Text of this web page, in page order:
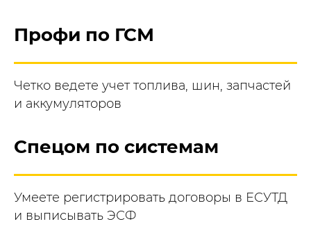
Профи по ГСМ
Четко ведете учет топлива, шин, запчастей
и аккумуляторов
Спецом по системам
Умеете регистрировать договоры в ЕСУТД
и выписывать ЭСФ